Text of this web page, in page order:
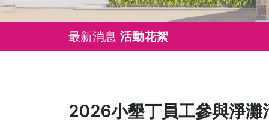
最新消息 活動花絮
2026小墾丁員工參與淨灘